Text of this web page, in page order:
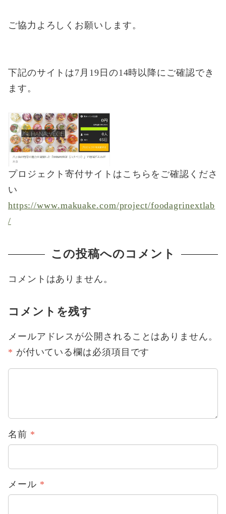
ご協力よろしくお願いします。
下記のサイトは7月19日の14時以降にご確認でき
ます。
プロジェクト寄付サイトはこちらをご確認くださ
い
https://www.makuake.com/project/foodagrinextlab
/
この投稿へのコメント
コメントはありません。
コメントを残す
メールアドレスが公開されることはありません。
* が付いている欄は必須項目です
名前 *
メール *